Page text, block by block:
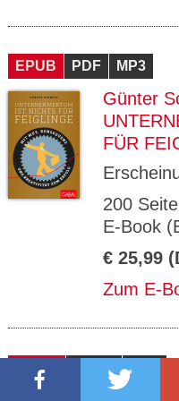
EPUB PDF MP3
Günter
FÜR
200
E-Book
€ 25,99
Zum E-
BUCH EPUB PDF